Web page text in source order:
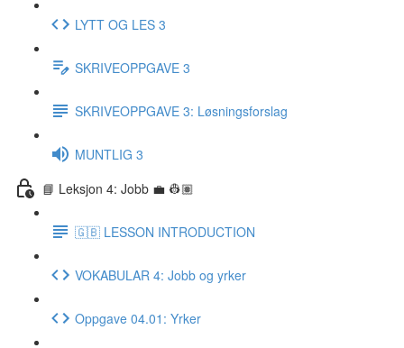
LYTT OG LES 3
SKRIVEOPPGAVE 3
SKRIVEOPPGAVE 3: Løsningsforslag
MUNTLIG 3
📘 Leksjon 4: Jobb 💼 👷🏽
🇬🇧 LESSON INTRODUCTION
VOKABULAR 4: Jobb og yrker
Oppgave 04.01: Yrker